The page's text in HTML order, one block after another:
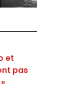
et
pas